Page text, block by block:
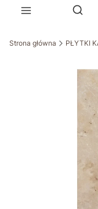
Strona główna PŁYTKI